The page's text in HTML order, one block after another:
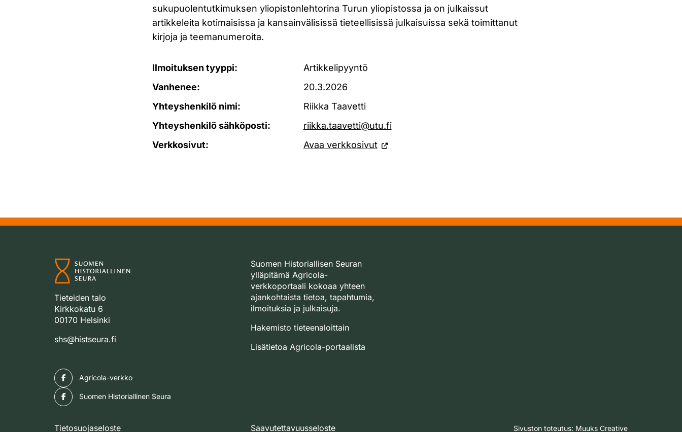
sukupuolentutkimuksen yliopistonlehtorina Turun yliopistossa ja on julkaissut
artikkeleita kotimaisissa ja kansainvälisissä tieteellisissä julkaisuissa sekä toimittanut
kirjoja ja teemanumeroita.
Ilmoituksen tyyppi:
Artikkelipyyntö
Vanhenee:
20.3.2026
Yhteyshenkilö nimi:
Riikka Taavetti
Yhteyshenkilö sähköposti:
riikka.taavetti@utu.fi
Verkkosivut:
Avaa verkkosivut
Tieteiden talo
Kirkkokatu 6
00170 Helsinki
shs@histseura.fi
Suomen Historiallisen Seuran
ylläpitämä Agricola-
verkkoportaali kokoaa yhteen
ajankohtaista tietoa, tapahtumia,
ilmoituksia ja julkaisuja.
Hakemisto tieteenaloittain
Lisätietoa Agricola-portaalista
Agricola-verkko
Suomen Historiallinen Seura
Tietosuojaseloste Saavutettavuusseloste Sivuston toteutus: Muuks Creative